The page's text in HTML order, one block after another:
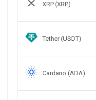
XRP (XRP)
Tether (USDT)
Cardano (ADA)